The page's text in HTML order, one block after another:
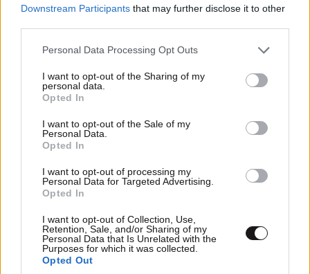
Downstream Participants that may further disclose it to other
Please note that this website/app uses one or more Google
not limited to your visit or usage behaviour. You may click to
grant or deny consent to Google and its third-party tags to
use your data for below specified purposes in below Google
consent section.
Personal Data Processing Opt Outs
I want to opt-out of the Sharing of my
personal data.
Opted In
I want to opt-out of the Sale of my
Personal Data.
Opted In
I want to opt-out of processing my
Personal Data for Targeted Advertising.
Opted In
I want to opt-out of Collection, Use,
Retention, Sale, and/or Sharing of my
Personal Data that Is Unrelated with the
Purposes for which it was collected.
Opted Out
LIFESTYLE08·08·2026 19:12
Εριέττα Κούρκουλου – Τα 33α γενέθλια και τα
φιλιά με τον Βύρωνα Βασιλειάδη: «Καμία στιγμή
ευτυχίας δεδομένη»